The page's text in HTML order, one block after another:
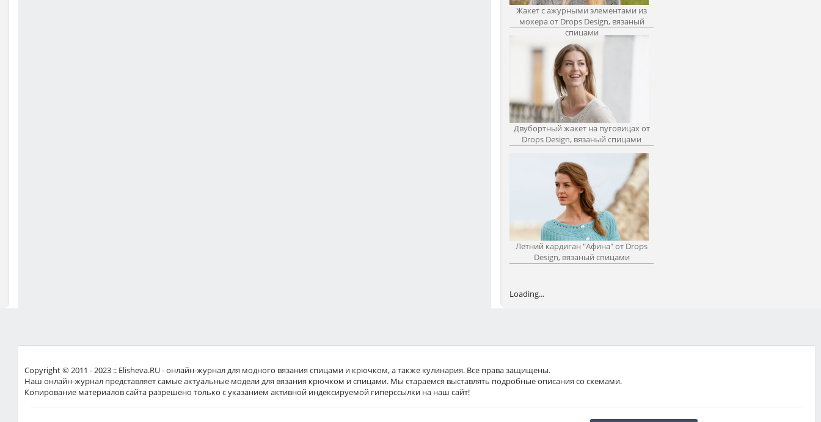
Жакет с ажурными элементами из
мохера от Drops Design, вязаный
спицами
Двубортный жакет на пуговицах от
Drops Design, вязаный спицами
Летний кардиган "Афина" от Drops
Design, вязаный спицами
Loading...
Copyright © 2011 - 2023 :: Elisheva.RU - онлайн-журнал для модного вязания спицами и крючком, а также кулинария. Все права защищены.
Наш онлайн-журнал представляет самые актуальные модели для вязания крючком и спицами. Мы стараемся выставлять подробные описания со схемами.
Копирование материалов сайта разрешено только с указанием активной индексируемой гиперссылки на наш сайт!